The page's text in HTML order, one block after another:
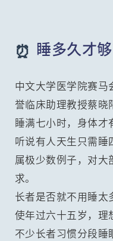
⏰ 睡多久才
中文大学医学院赛马
誉临床助理教授蔡晓
睡满七小时，身体才
听说有人天生只需睡
属极少数例子，对大
求。
长者是否就不用睡太
使年过六十五岁，理
不少长者习惯分段睡